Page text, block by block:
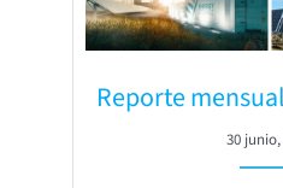
Reporte
30 junio,